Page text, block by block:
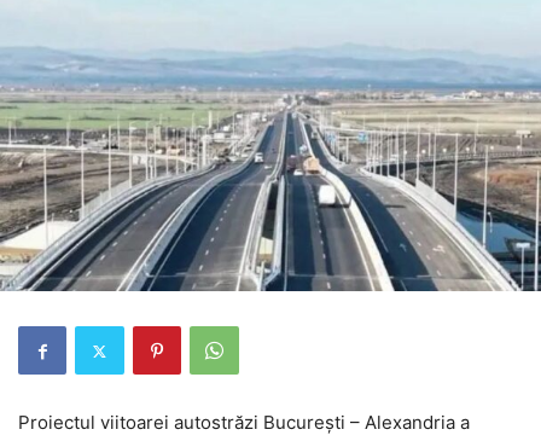
Proiectul viitoarei autostrăzi București – Alexandria a